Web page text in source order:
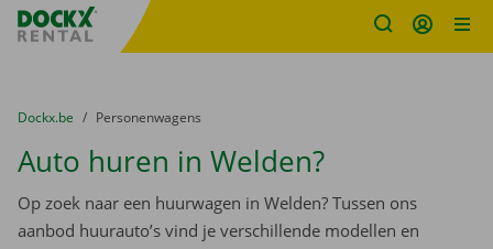
Fratello DEMO
U bevindt zich hier:
van
Dockx.be naar
Personenwagens
Auto huren in Welden?
Op zoek naar een huurwagen in Welden? Tussen ons
aanbod huurauto’s vind je verschillende modellen en